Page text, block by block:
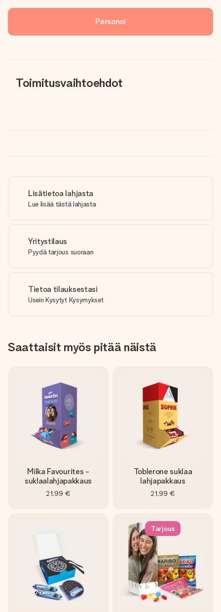
Personoi
Toimitusvaihtoehdot
Lisätietoa lahjasta
Lue lisää tästä lahjasta
Yritystilaus
Pyydä tarjous suoraan
Tietoa tilauksestasi
Usein Kysytyt Kysymykset
Saattaisit myös pitää näistä
Milka Favourites -
suklaalahjapakkaus
21,99 €
Toblerone suklaa
lahjapakkaus
21,99 €
Tarjous